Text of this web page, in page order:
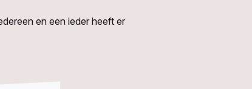
en een ieder heeft er